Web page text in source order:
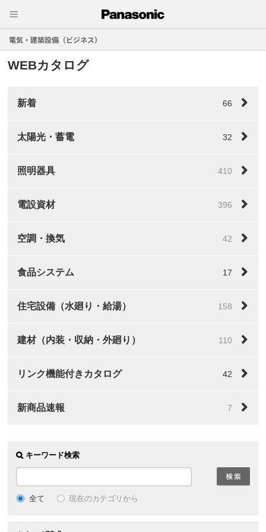
電気・建築設備（ビジネス）
WEBカタログ
新着 66
太陽光・蓄電 32
照明器具 410
電設資材 396
空調・換気 42
食品システム 17
住宅設備（水廻り・給湯） 158
建材（内装・収納・外廻り） 110
リンク機能付きカタログ 42
新商品速報 7
キーワード検索
全て 現在のカテゴリから